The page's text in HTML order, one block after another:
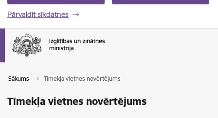
Pārvaldīt sīkdatnes
Sākums Tīmekļa vietnes novērtējums
Tīmekļa vietnes novērtējums